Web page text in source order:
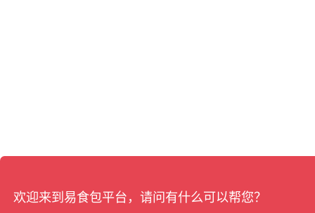
欢迎来到易食包平台，请问有什么可以帮您？